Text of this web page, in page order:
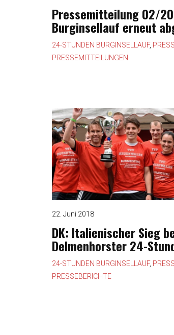
Pressemitteilung 02/
Burginsellauf erneut
24-STUNDEN BURGINSELLAUF,
PRESSEMITTEILUNGEN
22. Juni 2018
DK: Italienischer Sieg
Delmenhorster 24-
24-STUNDEN BURGINSELLAUF,
PRESSEBERICHTE